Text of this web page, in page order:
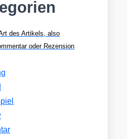
des Artikels, also
oder Rezension